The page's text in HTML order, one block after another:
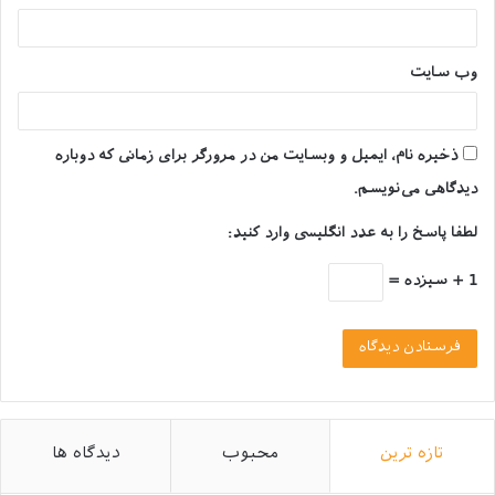
جنین موجود در رحم گربه‌ای که بیش از یک بار در سال زاد
معدنی و ویتامین‌ها شده و زمینه‌ای برای بروز بیماری‌ها از
جمله نرمی استخوان بچه گربه باشد.
وب‌ سایت
ذخیره نام، ایمیل و وبسایت من در مرورگر برای زمانی که دوباره
دیدگاهی می‌نویسم.
لطفا پاسخ را به عدد انگلیسی وارد کنید:
1 + سیزده =
تازه ترین محبوب دیدگاه ها